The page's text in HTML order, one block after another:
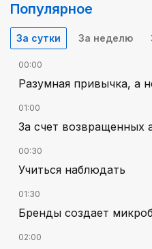
Популярное
За сутки За неделю
00:00
Разумная привычка, а
01:00
За счет возвращенных
00:30
Учиться наблюдать
01:30
Бренды создает
02:00